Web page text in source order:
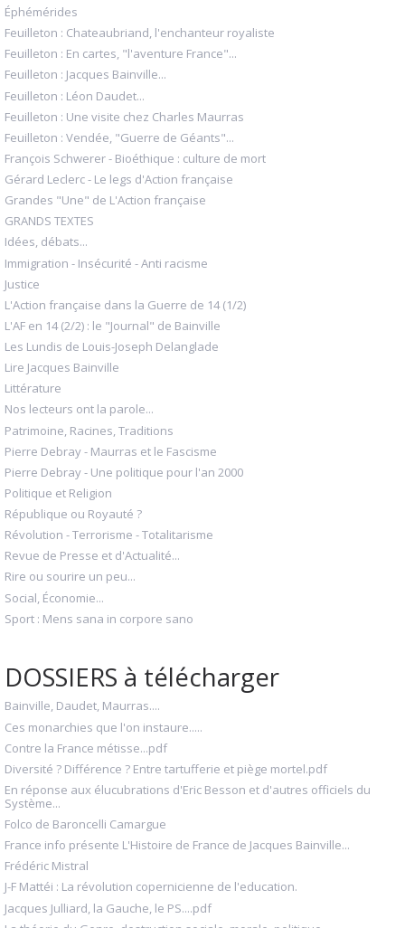
Éphémérides
Feuilleton : Chateaubriand, l'enchanteur royaliste
Feuilleton : En cartes, "l'aventure France"...
Feuilleton : Jacques Bainville...
Feuilleton : Léon Daudet...
Feuilleton : Une visite chez Charles Maurras
Feuilleton : Vendée, "Guerre de Géants"...
François Schwerer - Bioéthique : culture de mort
Gérard Leclerc - Le legs d'Action française
Grandes "Une" de L'Action française
GRANDS TEXTES
Idées, débats...
Immigration - Insécurité - Anti racisme
Justice
L'Action française dans la Guerre de 14 (1/2)
L'AF en 14 (2/2) : le "Journal" de Bainville
Les Lundis de Louis-Joseph Delanglade
Lire Jacques Bainville
Littérature
Nos lecteurs ont la parole...
Patrimoine, Racines, Traditions
Pierre Debray - Maurras et le Fascisme
Pierre Debray - Une politique pour l'an 2000
Politique et Religion
République ou Royauté ?
Révolution - Terrorisme - Totalitarisme
Revue de Presse et d'Actualité...
Rire ou sourire un peu...
Social, Économie...
Sport : Mens sana in corpore sano
DOSSIERS à télécharger
Bainville, Daudet, Maurras....
Ces monarchies que l'on instaure.....
Contre la France métisse...pdf
Diversité ? Différence ? Entre tartufferie et piège mortel.pdf
En réponse aux élucubrations d'Eric Besson et d'autres officiels du
Système...
Folco de Baroncelli Camargue
France info présente L'Histoire de France de Jacques Bainville...
Frédéric Mistral
J-F Mattéi : La révolution copernicienne de l'education.
Jacques Julliard, la Gauche, le PS....pdf